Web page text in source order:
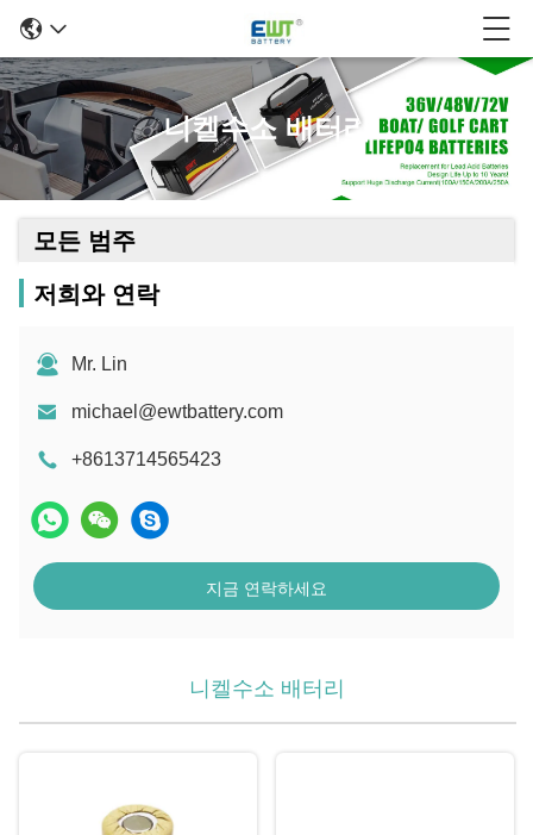
니켈수소 배터리
모든 범주
저희와 연락
Mr. Lin
michael@ewtbattery.com
+8613714565423
지금 연락하세요
니켈수소 배터리